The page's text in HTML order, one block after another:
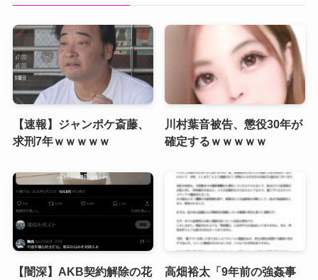
【速報】ジャンポケ斎藤、
求刑7年ｗｗｗｗｗ
川村葉音被告、懲役30年が
確定するｗｗｗｗｗ
【闇深】AKB契約解除の花
高畑裕太「9年前の強姦事